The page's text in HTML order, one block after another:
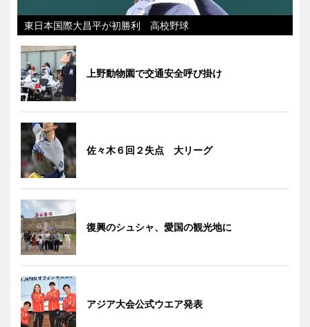
東日本国際大昌平が初勝利 高校野球
上野動物園で交通安全呼び掛け
佐々木６回２失点 大リーグ
復興のシュシャ、愛国の観光地に
アジア大会公式ウエア発表